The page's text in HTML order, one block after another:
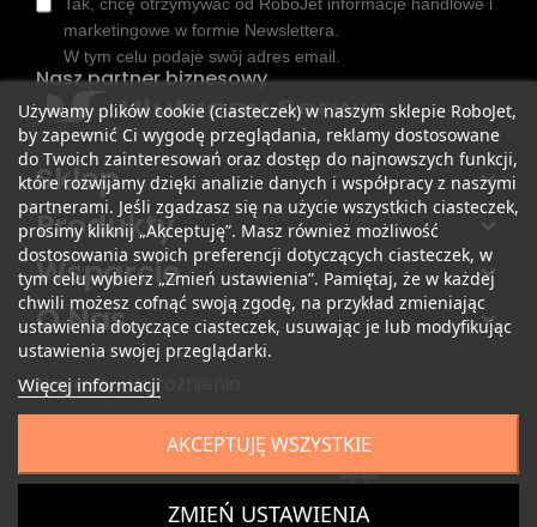
Sklep
Produkty
Wsparcie
O Nas
Używamy plików cookie (ciasteczek) w naszym sklepie RoboJet,
by zapewnić Ci wygodę przeglądania, reklamy dostosowane
do Twoich zainteresowań oraz dostęp do najnowszych funkcji,
które rozwijamy dzięki analizie danych i współpracy z naszymi
partnerami. Jeśli zgadzasz się na użycie wszystkich ciasteczek,
prosimy kliknij „Akceptuję”. Masz również możliwość
dostosowania swoich preferencji dotyczących ciasteczek, w
tym celu wybierz „Zmień ustawienia”. Pamiętaj, że w każdej
chwili możesz cofnąć swoją zgodę, na przykład zmieniając
ustawienia dotyczące ciasteczek, usuwając je lub modyfikując
ustawienia swojej przeglądarki.
Więcej informacji
AKCEPTUJĘ WSZYSTKIE
ZMIEŃ USTAWIENIA
marketingowe w formie Newslettera.
W tym celu podaje swój adres email.
Nasz partner biznesowy
Nagrody i wyróżnienia: